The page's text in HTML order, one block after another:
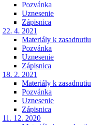
Pozvánka
Uznesenie
Zápisnica
22. 4. 2021
Materiály k zasadnutiu
Pozvánka
Uznesenie
Zápisnica
18. 2. 2021
Materiály k zasadnutiu
Pozvánka
Uznesenie
Zápisnica
11. 12. 2020